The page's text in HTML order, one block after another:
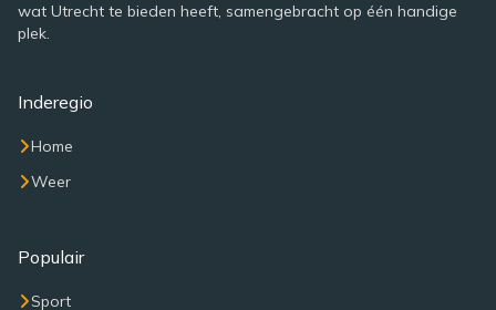
wat Utrecht te bieden heeft, samengebracht op één handige
plek.
Inderegio
Home
Weer
Populair
Sport